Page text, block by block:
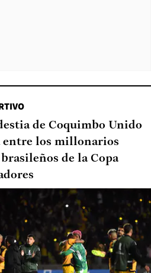
de Coquimbo Unido
entre los millonarios
de la Copa